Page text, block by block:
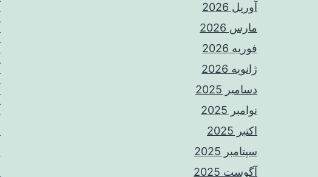
آوریل 2026
مارس 2026
فوریه 2026
ژانویه 2026
دسامبر 2025
نوامبر 2025
اکتبر 2025
سپتامبر 2025
آگوست 2025